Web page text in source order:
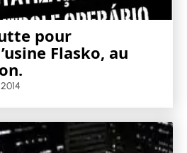
pour
Flasko, au